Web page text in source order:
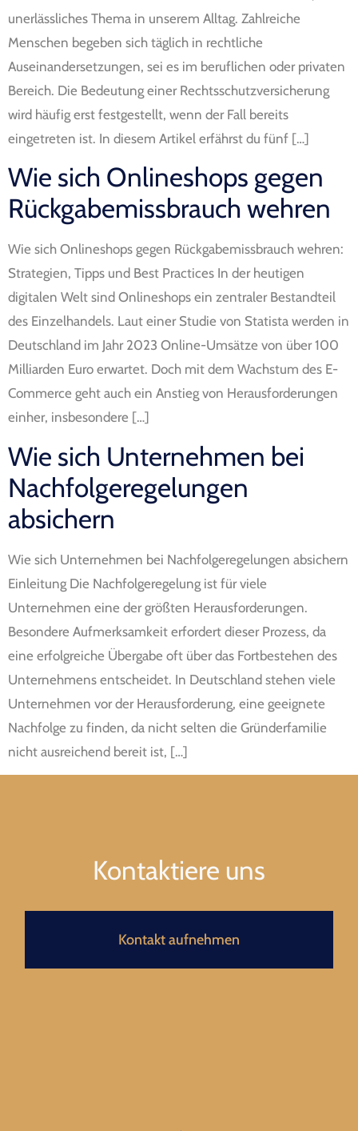
unerlässliches Thema in unserem Alltag. Zahlreiche
Menschen begeben sich täglich in rechtliche
Auseinandersetzungen, sei es im beruflichen oder privaten
Bereich. Die Bedeutung einer Rechtsschutzversicherung
wird häufig erst festgestellt, wenn der Fall bereits
eingetreten ist. In diesem Artikel erfährst du fünf […]
Wie sich Onlineshops gegen
Rückgabemissbrauch wehren
Wie sich Onlineshops gegen Rückgabemissbrauch wehren:
Strategien, Tipps und Best Practices In der heutigen
digitalen Welt sind Onlineshops ein zentraler Bestandteil
des Einzelhandels. Laut einer Studie von Statista werden in
Deutschland im Jahr 2023 Online-Umsätze von über 100
Milliarden Euro erwartet. Doch mit dem Wachstum des E-
Commerce geht auch ein Anstieg von Herausforderungen
einher, insbesondere […]
Wie sich Unternehmen bei
Nachfolgeregelungen
absichern
Wie sich Unternehmen bei Nachfolgeregelungen absichern
Einleitung Die Nachfolgeregelung ist für viele
Unternehmen eine der größten Herausforderungen.
Besondere Aufmerksamkeit erfordert dieser Prozess, da
eine erfolgreiche Übergabe oft über das Fortbestehen des
Unternehmens entscheidet. In Deutschland stehen viele
Unternehmen vor der Herausforderung, eine geeignete
Nachfolge zu finden, da nicht selten die Gründerfamilie
nicht ausreichend bereit ist, […]
Kontaktiere uns
Kontakt aufnehmen